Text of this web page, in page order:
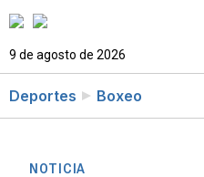
9 de agosto de 2026
Deportes Boxeo
NOTICIA